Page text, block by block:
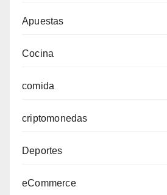
Apuestas
Cocina
comida
criptomonedas
Deportes
eCommerce